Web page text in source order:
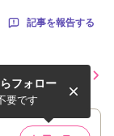
記事を報告する
目完成〜❣️「光
フォロー
要です